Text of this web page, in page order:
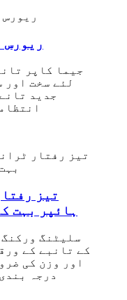
ریورس
جیما کاپر
لئے سخت اور
جدید
تیز
ہائپر بہت
سلیٹنگ
کے تانبے کے
اور وزن کی
درجہ